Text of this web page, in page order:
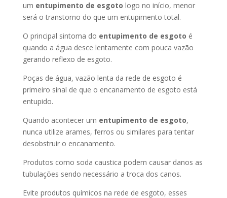
um entupimento de esgoto logo no início, menor
será o transtorno do que um entupimento total.
O principal sintoma do entupimento de esgoto é
quando a água desce lentamente com pouca vazão
gerando reflexo de esgoto.
Poças de água, vazão lenta da rede de esgoto é
primeiro sinal de que o encanamento de esgoto está
entupido.
Quando acontecer um entupimento de esgoto,
nunca utilize arames, ferros ou similares para tentar
desobstruir o encanamento.
Produtos como soda caustica podem causar danos as
tubulações sendo necessário a troca dos canos.
Evite produtos químicos na rede de esgoto, esses